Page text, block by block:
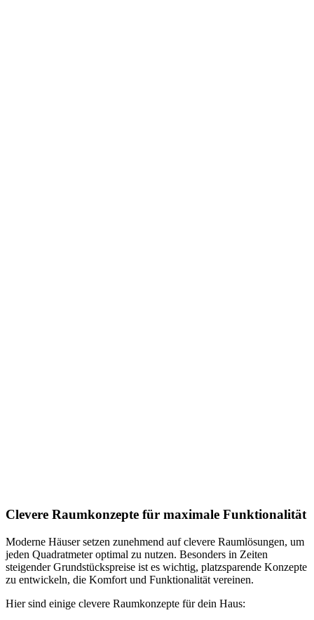
Clevere Raumkonzepte für maximale Funktionalität
Moderne Häuser setzen zunehmend auf clevere Raumlösungen, um
jeden Quadratmeter optimal zu nutzen. Besonders in Zeiten
steigender Grundstückspreise ist es wichtig, platzsparende Konzepte
zu entwickeln, die Komfort und Funktionalität vereinen.
Hier sind einige clevere Raumkonzepte für dein Haus: